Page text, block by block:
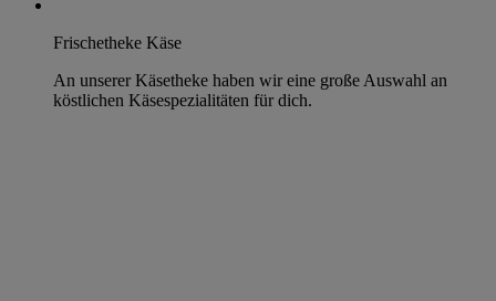
Frischetheke Käse
An unserer Käsetheke haben wir eine große Auswahl an
köstlichen Käsespezialitäten für dich.